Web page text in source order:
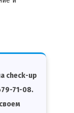
check-up
71-08.